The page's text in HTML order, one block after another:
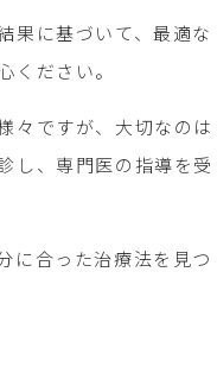
果に基づいて、最適な
ください。
々ですが、大切なのは
し、専門医の指導を受
に合った治療法を見つ